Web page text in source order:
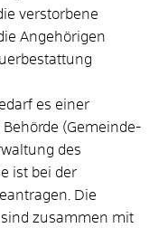
verstorbene
Angehörigen
es einer
(Gemeinde-
des
ist bei der
Die
zusammen mit